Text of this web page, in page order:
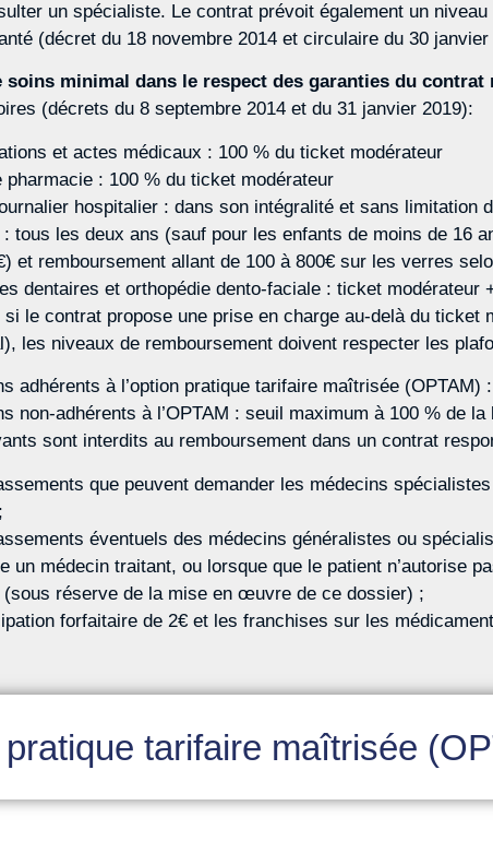
un spécialiste. Le contrat prévoit également un
(décret du 18 novembre 2014 et circulaire du 30
soins minimal dans le respect des garanties du contrat
(décrets du 8 septembre 2014 et du 31 janvier 2019):
et actes médicaux : 100 % du ticket modérateur
pharmacie : 100 % du ticket modérateur
hospitalier : dans son intégralité et sans limitation
: tous les deux ans (sauf pour les enfants de moins de 16
et remboursement allant de 100 à 800€ sur les verres
dentaires et orthopédie dento-faciale : ticket modérateur
le contrat propose une prise en charge au-delà du ticket
les niveaux de remboursement doivent respecter les
adhérents à l’option pratique tarifaire maîtrisée
non-adhérents à l’OPTAM : seuil maximum à 100 % de
sont interdits au remboursement dans un contrat
que peuvent demander les médecins
éventuels des médecins généralistes ou
un médecin traitant, ou lorsque que le patient n’autorise
(sous réserve de la mise en œuvre de ce dossier) ;
forfaitaire de 2€ et les franchises sur les
pratique tarifaire maîtrisée